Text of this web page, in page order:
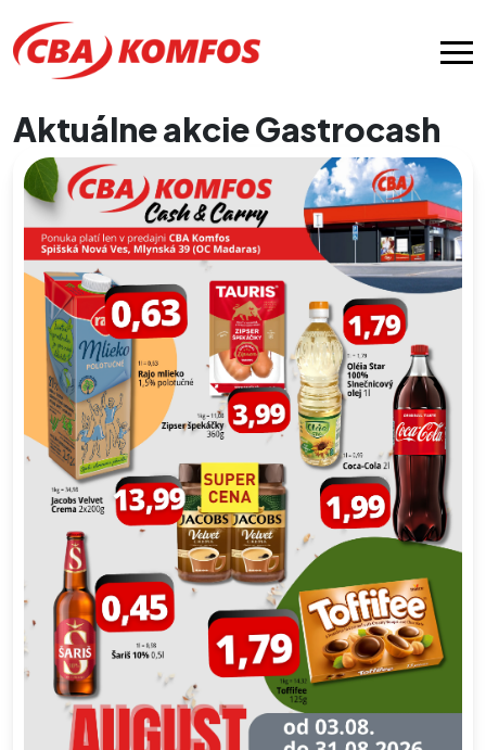
Aktuálne akcie Gastrocash